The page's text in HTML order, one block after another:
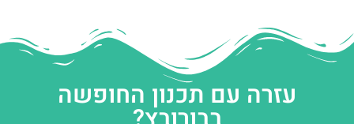
עזרה עם תכנון החופשה